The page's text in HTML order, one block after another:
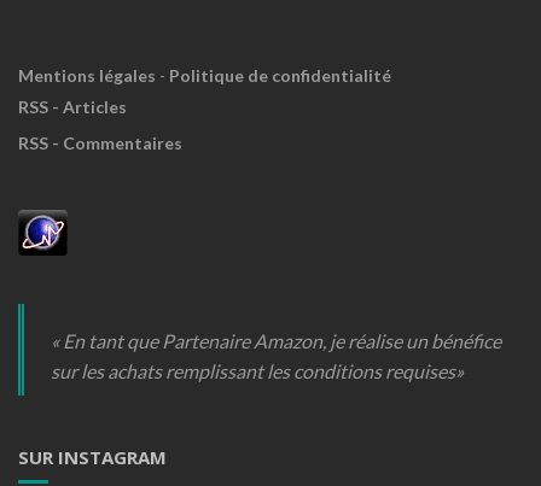
Mentions légales - Politique de confidentialité
RSS - Articles
RSS - Commentaires
« En tant que Partenaire Amazon, je réalise un bénéfice
sur les achats remplissant les conditions requises»
SUR INSTAGRAM